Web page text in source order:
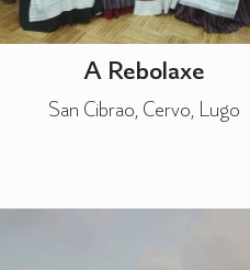
A Rebolaxe
San Cibrao, Cervo, Lugo